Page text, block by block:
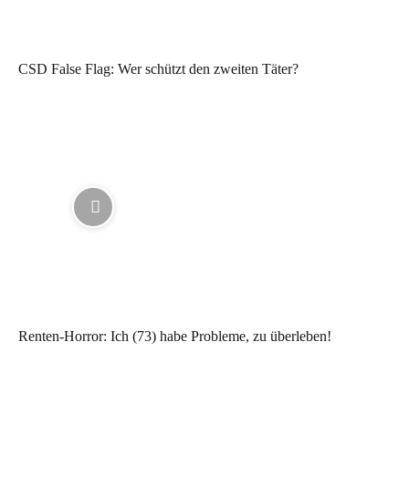
CSD False Flag: Wer schützt den zweiten Täter?
Renten-Horror: Ich (73) habe Probleme, zu überleben!